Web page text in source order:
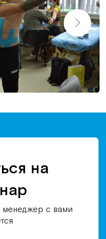
на
менеджер с вами